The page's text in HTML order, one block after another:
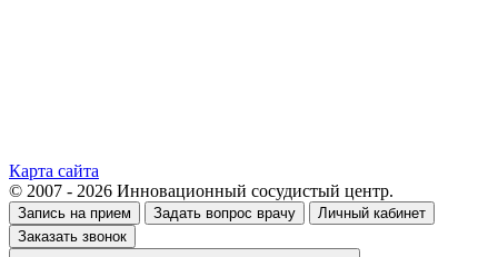
Карта сайта
© 2007 - 2026 Инновационный сосудистый центр.
Запись на прием Задать вопрос врачу
Личный кабинет
Заказать звонок